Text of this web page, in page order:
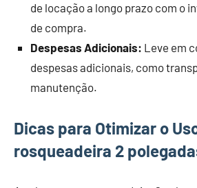
de locação a longo prazo com o
de compra.
Despesas Adicionais: Leve em
despesas adicionais, como
manutenção.
Dicas para Otimizar o
rosqueadeira 2